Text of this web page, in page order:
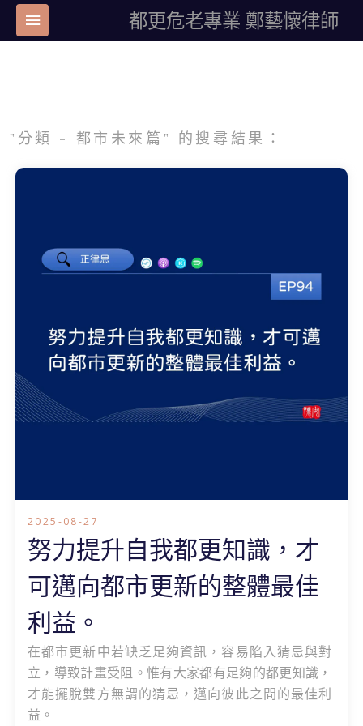
都更危老專業 鄭藝懷律師
"分類 - 都市未來篇" 的搜尋結果：
2025-08-27
努力提升自我都更知識，才
可邁向都市更新的整體最佳
利益。
在都市更新中若缺乏足夠資訊，容易陷入猜忌與對
立，導致計畫受阻。惟有大家都有足夠的都更知識，
才能擺脫雙方無謂的猜忌，邁向彼此之間的最佳利
益。